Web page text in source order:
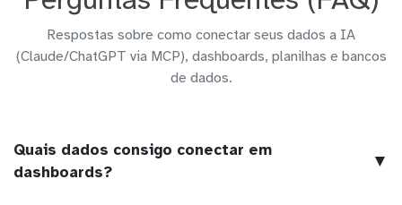
Respostas sobre como conectar seus dados a IA
(Claude/ChatGPT via MCP), dashboards, planilhas e bancos
de dados.
Quais dados consigo conectar em
dashboards?
▼